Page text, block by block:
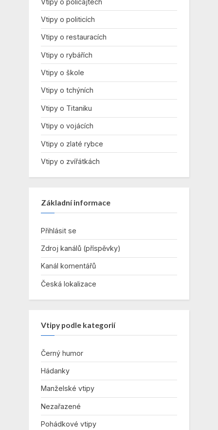
Vtipy o politicích
Vtipy o restauracích
Vtipy o rybářích
Vtipy o škole
Vtipy o tchýních
Vtipy o Titaniku
Vtipy o vojácích
Vtipy o zlaté rybce
Vtipy o zvířátkách
Základní informace
Přihlásit se
Zdroj kanálů (příspěvky)
Kanál komentářů
Česká lokalizace
Vtipy podle kategorií
Černý humor
Hádanky
Manželské vtipy
Nezařazené
Pohádkové vtipy